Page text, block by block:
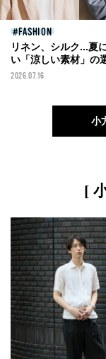
FASHION
リネン、シルク...夏
い「涼しい素材」の
解着こなしつきで。
2026.07.16
小
[